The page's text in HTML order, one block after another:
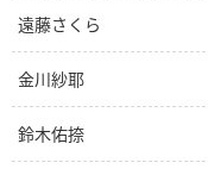
遠藤さくら
金川紗耶
鈴木佑捺